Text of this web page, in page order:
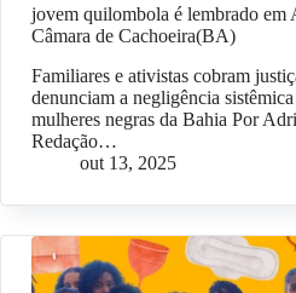
jovem quilombola é lembrado em
Câmara de Cachoeira(BA)
Familiares e ativistas cobram
denunciam a negligência
mulheres negras da Bahia Por
Redação…
out 13, 2025